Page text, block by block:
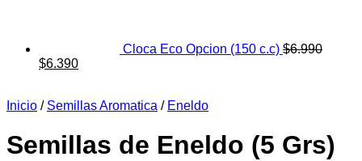
Cloca Eco Opcion (150 c.c) $6.990
El
era:
$6.390El
es:
Inicio / Semillas Aromatica / Eneldo
Semillas de Eneldo (5 Grs)